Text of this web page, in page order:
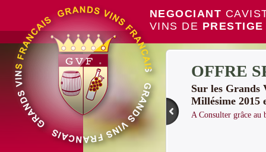
NEGOCIANT
VINS DE PRESTIGE
OFFRE
Sur les Grands
Millésime 2015
A Consulter grâce